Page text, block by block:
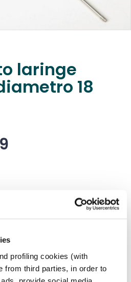
profiling cookies (with
from third parties, in order to
laringe
18
€4,79